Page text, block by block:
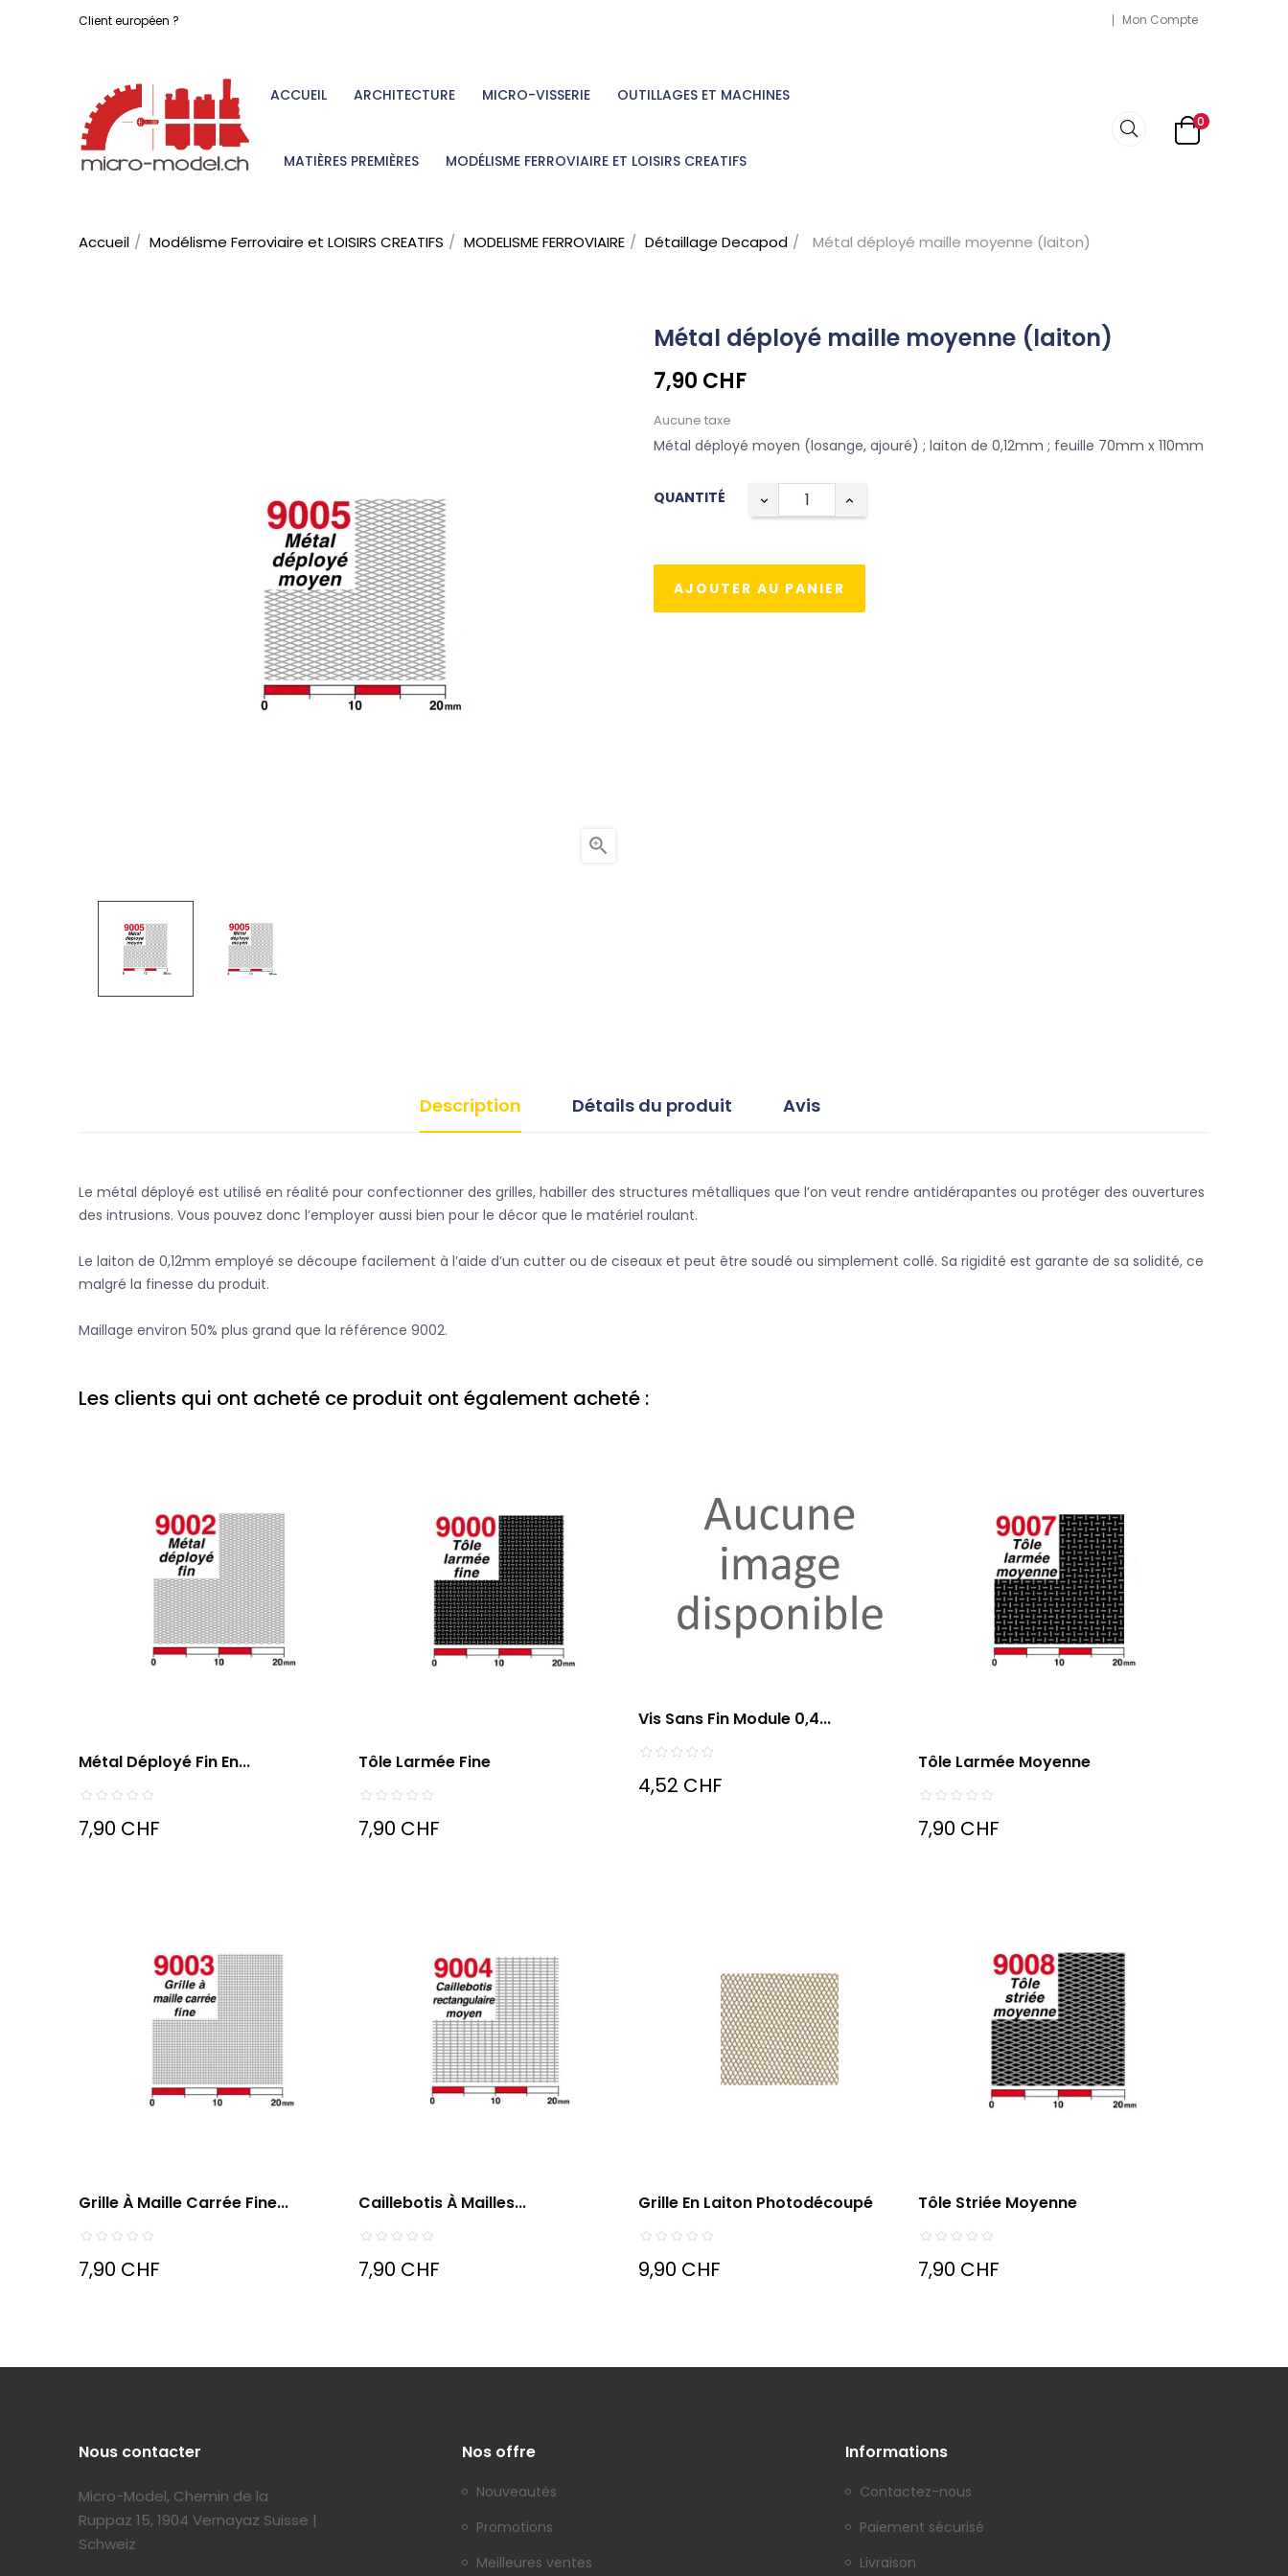
Client européen ? Mon Compte
ACCUEIL ARCHITECTURE MICRO-VISSERIE OUTILLAGES ET MACHINES
MATIÈRES PREMIÈRES MODÉLISME FERROVIAIRE ET LOISIRS CREATIFS
0
Accueil Modélisme Ferroviaire et LOISIRS CREATIFS MODELISME FERROVIAIRE Détaillage Decapod Métal déployé maille moyenne (laiton)

Métal déployé maille moyenne (laiton)
7,90 CHF
Aucune taxe
Métal déployé moyen (losange, ajouré) ; laiton de 0,12mm ; feuille 70mm x 110mm
QUANTITÉ
AJOUTER AU PANIER
Description Détails du produit Avis
Le métal déployé est utilisé en réalité pour confectionner des grilles, habiller des structures métalliques que l’on veut rendre antidérapantes ou protéger des ouvertures
des intrusions. Vous pouvez donc l’employer aussi bien pour le décor que le matériel roulant.
Le laiton de 0,12mm employé se découpe facilement à l’aide d’un cutter ou de ciseaux et peut être soudé ou simplement collé. Sa rigidité est garante de sa solidité, ce
malgré la finesse du produit.
Maillage environ 50% plus grand que la référence 9002.
Les clients qui ont acheté ce produit ont également acheté :
Métal Déployé Fin En...
7,90 CHF
Tôle Larmée Fine
7,90 CHF
Vis Sans Fin Module 0,4...
4,52 CHF
Tôle Larmée Moyenne
7,90 CHF
Grille À Maille Carrée Fine...
7,90 CHF
Caillebotis À Mailles...
7,90 CHF
Grille En Laiton Photodécoupé
9,90 CHF
Tôle Striée Moyenne
7,90 CHF
Nous contacter
Micro-Model, Chemin de la
Ruppaz 15, 1904 Vernayaz Suisse |
Schweiz
Nos offre
Nouveautés
Promotions
Meilleures ventes
Informations
Contactez-nous
Paiement sécurisé
Livraison